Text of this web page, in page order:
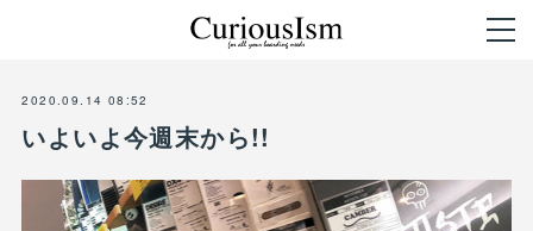
2020.09.14 08:52
いよいよ今週末から!!